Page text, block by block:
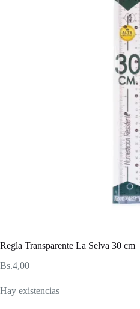
Regla Transparente La Selva 30 cm
Bs.4,00
Hay existencias